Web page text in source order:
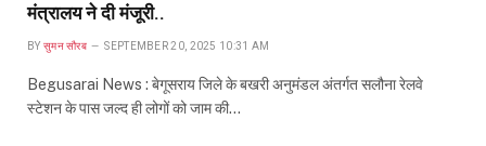
मंत्रालय ने दी मंजूरी..
BY सुमन सौरब SEPTEMBER 20, 2025 10:31 AM
Begusarai News : बेगूसराय जिले के बखरी अनुमंडल अंतर्गत सलौना रेलवे
स्टेशन के पास जल्द ही लोगों को जाम की…